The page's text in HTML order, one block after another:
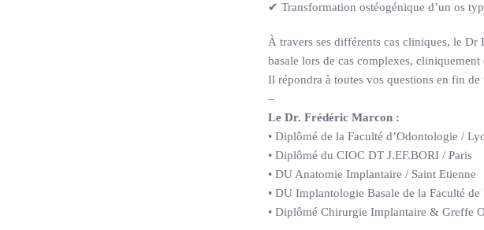
✔ Transformation ostéogénique d’un os
À travers ses différents cas cliniques, le Dr
basale lors de cas complexes, cliniquement
Il répondra à toutes vos questions en fin de
–
Le Dr. Frédéric Marcon :
• Diplômé de la Faculté d’Odontologie /
• Diplômé du CIOC DT J.EF.BORI / Paris
• DU Anatomie Implantaire / Saint Etienne
• DU Implantologie Basale de la Faculté
• Diplômé Chirurgie Implantaire & Greffe